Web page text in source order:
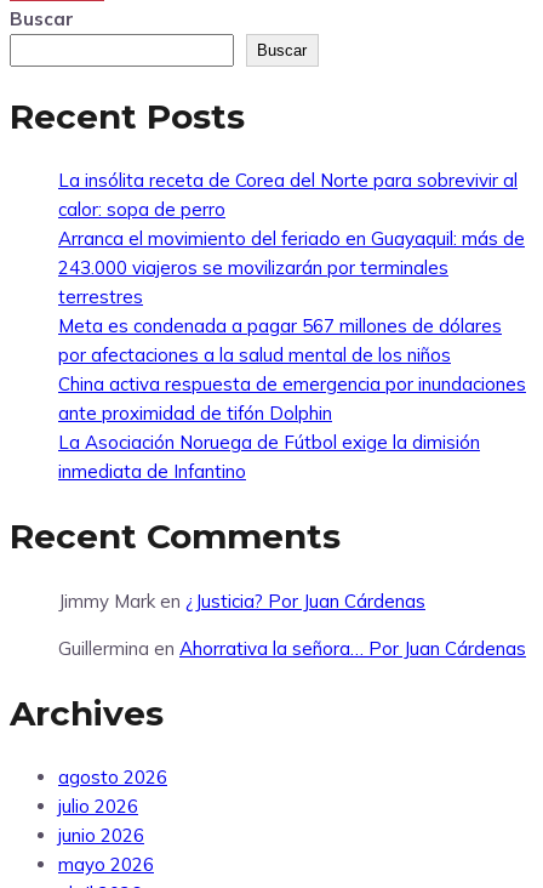
Buscar
Buscar
Recent Posts
La insólita receta de Corea del Norte para sobrevivir al
calor: sopa de perro
Arranca el movimiento del feriado en Guayaquil: más de
243.000 viajeros se movilizarán por terminales
terrestres
Meta es condenada a pagar 567 millones de dólares
por afectaciones a la salud mental de los niños
China activa respuesta de emergencia por inundaciones
ante proximidad de tifón Dolphin
La Asociación Noruega de Fútbol exige la dimisión
inmediata de Infantino
Recent Comments
Jimmy Mark en ¿Justicia? Por Juan Cárdenas
Guillermina en Ahorrativa la señora… Por Juan Cárdenas
Archives
agosto 2026
julio 2026
junio 2026
mayo 2026